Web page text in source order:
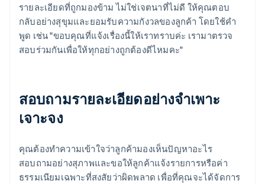
รายละเอียดที่ถูกมองข้าม ไม่ใช่เจตนาที่ไม่ดี ให้คุณตอบ
กลับอย่างสุขุมและยอมรับความกังวลของลูกค้า โดยใช้คำ
พูด เช่น "ขอบคุณที่แจ้งเรื่องนี้ให้เราทราบค่ะ เรามาตรวจ
สอบร่วมกันเพื่อให้ทุกอย่างถูกต้องดีไหมคะ"
สอบถามรายละเอียดอย่างจำเพาะ
เจาะจง
คุณต้องทำความเข้าใจว่าลูกค้ามองเห็นปัญหาอะไร
สอบถามอย่างสุภาพและขอให้ลูกค้าแจ้งรายการหรือค่า
ธรรมเนียมเฉพาะที่สงสัยว่าผิดพลาด เพื่อที่คุณจะได้จัดการ